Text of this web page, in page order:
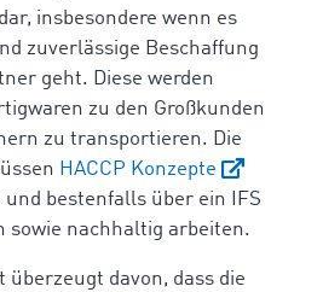
insbesondere wenn es
zuverlässige Beschaffung
geht. Diese werden
zu den Großkunden
zu transportieren. Die
HACCP Konzepte
bestenfalls über ein IFS
sowie nachhaltig arbeiten.
überzeugt davon, dass die